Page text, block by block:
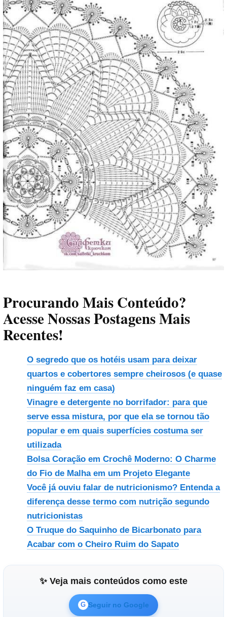
Procurando Mais Conteúdo?
Acesse Nossas Postagens Mais
Recentes!
O segredo que os hotéis usam para deixar
quartos e cobertores sempre cheirosos (e quase
ninguém faz em casa)
Vinagre e detergente no borrifador: para que
serve essa mistura, por que ela se tornou tão
popular e em quais superfícies costuma ser
utilizada
Bolsa Coração em Crochê Moderno: O Charme
do Fio de Malha em um Projeto Elegante
Você já ouviu falar de nutricionismo? Entenda a
diferença desse termo com nutrição segundo
nutricionistas
O Truque do Saquinho de Bicarbonato para
Acabar com o Cheiro Ruim do Sapato
✨ Veja mais conteúdos como este
G Seguir no Google